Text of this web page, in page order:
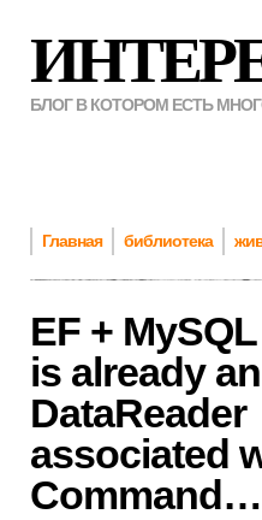
БЛОГ В КОТОРОМ ЕСТЬ
Главная библиотека
EF +
is already
DataReader
associated
Command…